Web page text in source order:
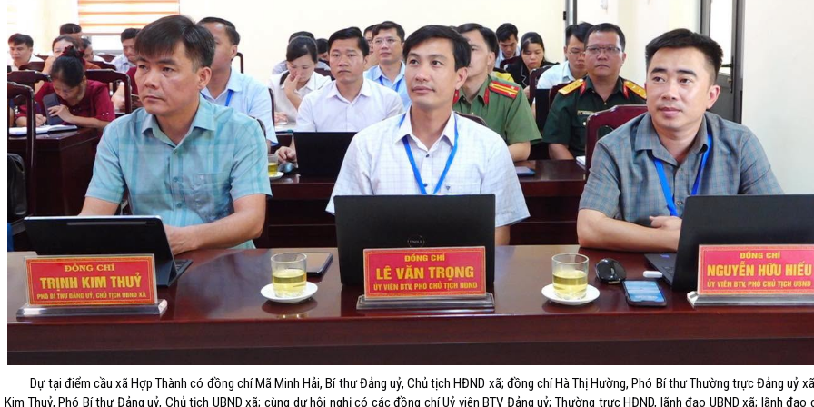
Dự tại điểm cầu xã Hợp Thành có đồng chí Mã Minh Hải, Bí thư Đảng uỷ, Chủ tịch HĐND xã; đồng chí Hà Thị Hường, Phó Bí thư Thường trực Đảng uỷ
Kim Thuỷ, Phó Bí thư Đảng uỷ, Chủ tịch UBND xã; cùng dự hội nghị có các đồng chí Uỷ viên BTV Đảng uỷ; Thường trực HĐND, lãnh đạo UBND xã; lãnh đạo